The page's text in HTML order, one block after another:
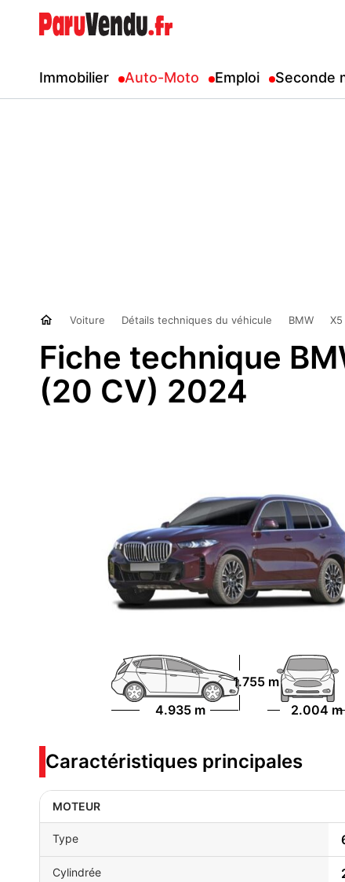
Immobilier Auto-Moto Emploi Seconde
Voiture Détails techniques du véhicule BMW X5
Fiche technique
(20 CV) 2024
4.935 m 2.004 m
1.755 m
Caractéristiques principales
MOTEUR
Type
Cylindrée